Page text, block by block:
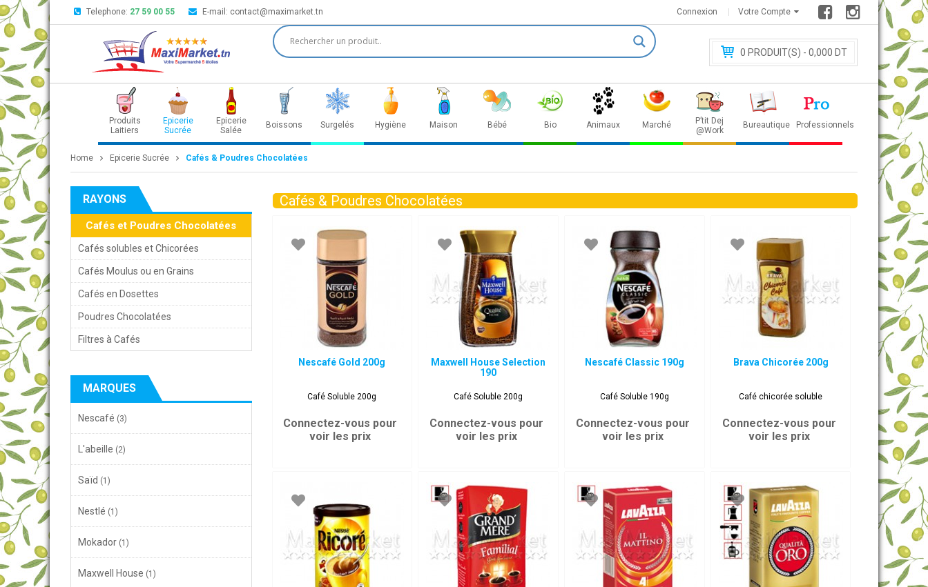
Telephone: 27 59 00 55 E-mail: contact@maximarket.tn Votre Compte
Connexion
0 PRODUIT(S) - 0,000 DT
Produits
Laitiers
Epicerie
Sucrée
Epicerie
Salée
Boissons Surgelés Hygiène Maison Bébé Bio Animaux Marché
P’tit Dej
@Work
Bureautique Professionnels
Home Epicerie Sucrée Cafés & Poudres Chocolatées
RAYONS
Cafés et Poudres Chocolatées
Cafés solubles et Chicorées
Cafés Moulus ou en Grains
Cafés en Dosettes
Poudres Chocolatées
Filtres à Cafés
MARQUES
Nescafé (3)
L'abeille (2)
Saïd (1)
Nestlé (1)
Mokador (1)
Maxwell House (1)
Cafés & Poudres Chocolatées
Nescafé Gold 200g
Café Soluble 200g
Connectez-vous pour
voir les prix
Maxwell House Selection
190
Café Soluble 200g
Connectez-vous pour
voir les prix
Nescafé Classic 190g
Café Soluble 190g
Connectez-vous pour
voir les prix
Brava Chicorée 200g
Café chicorée soluble
Connectez-vous pour
voir les prix